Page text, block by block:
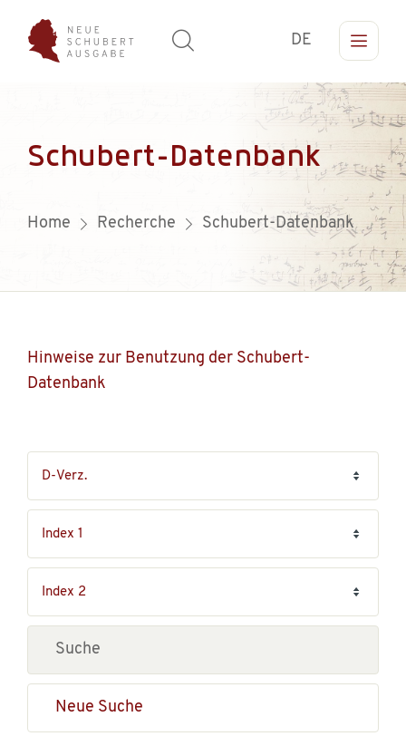
DE
Schubert-Datenbank
Home Recherche Schubert-Datenbank
Hinweise zur Benutzung der Schubert-
Datenbank
Neue Suche